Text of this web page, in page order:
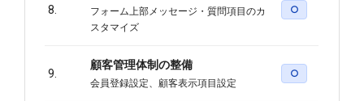
8.
フォーム上部メッセージ・質問項目のカ
スタマイズ
○
9.
顧客管理体制の整備
会員登録設定、顧客表示項目設定
○